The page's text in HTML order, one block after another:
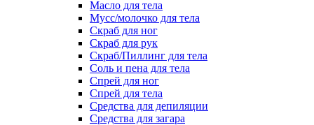
Масло для тела
Мусс/молочко для тела
Скраб для ног
Скраб для рук
Скраб/Пиллинг для тела
Соль и пена для тела
Спрей для ног
Спрей для тела
Средства для депиляции
Средства для загара